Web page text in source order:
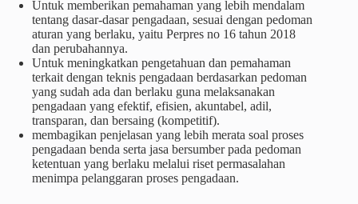
Untuk memberikan pemahaman yang lebih mendalam
tentang dasar-dasar pengadaan, sesuai dengan pedoman
aturan yang berlaku, yaitu Perpres no 16 tahun 2018
dan perubahannya.
Untuk meningkatkan pengetahuan dan pemahaman
terkait dengan teknis pengadaan berdasarkan pedoman
yang sudah ada dan berlaku guna melaksanakan
pengadaan yang efektif, efisien, akuntabel, adil,
transparan, dan bersaing (kompetitif).
membagikan penjelasan yang lebih merata soal proses
pengadaan benda serta jasa bersumber pada pedoman
ketentuan yang berlaku melalui riset permasalahan
menimpa pelanggaran proses pengadaan.